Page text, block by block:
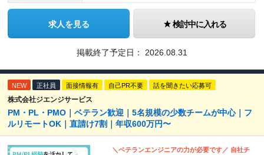
求人を見る 検討中に入れる
掲載終了予定日： 2026.08.31
NEW 正社員 面接情報有 自己PR不要 話を聞きたい応募可
株式会社ジエンジサービス
PM・PL・PMO｜ベテラン歓迎｜5名規模の少数チームが中心｜フ
ルリモートOK｜直請け7割｜年収600万円〜
＼ベテランエンジニアの力が必要です／ 自社チ